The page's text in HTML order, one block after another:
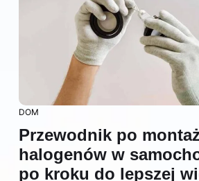
DOM
Przewodnik po
halogenów w
po kroku do lepszej